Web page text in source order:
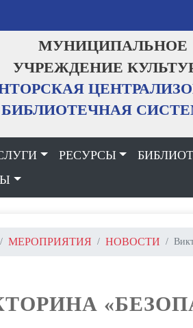
МУНИЦИПАЛЬНОЕ
СИСТЕМА"
КУЛЬТУРЫ
РЕСУРСЫ
МЕРОПРИЯТИЯ НОВОСТИ